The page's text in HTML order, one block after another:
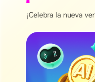
le permite cargar
NCH Voxal
Lo mejor para:Chat,